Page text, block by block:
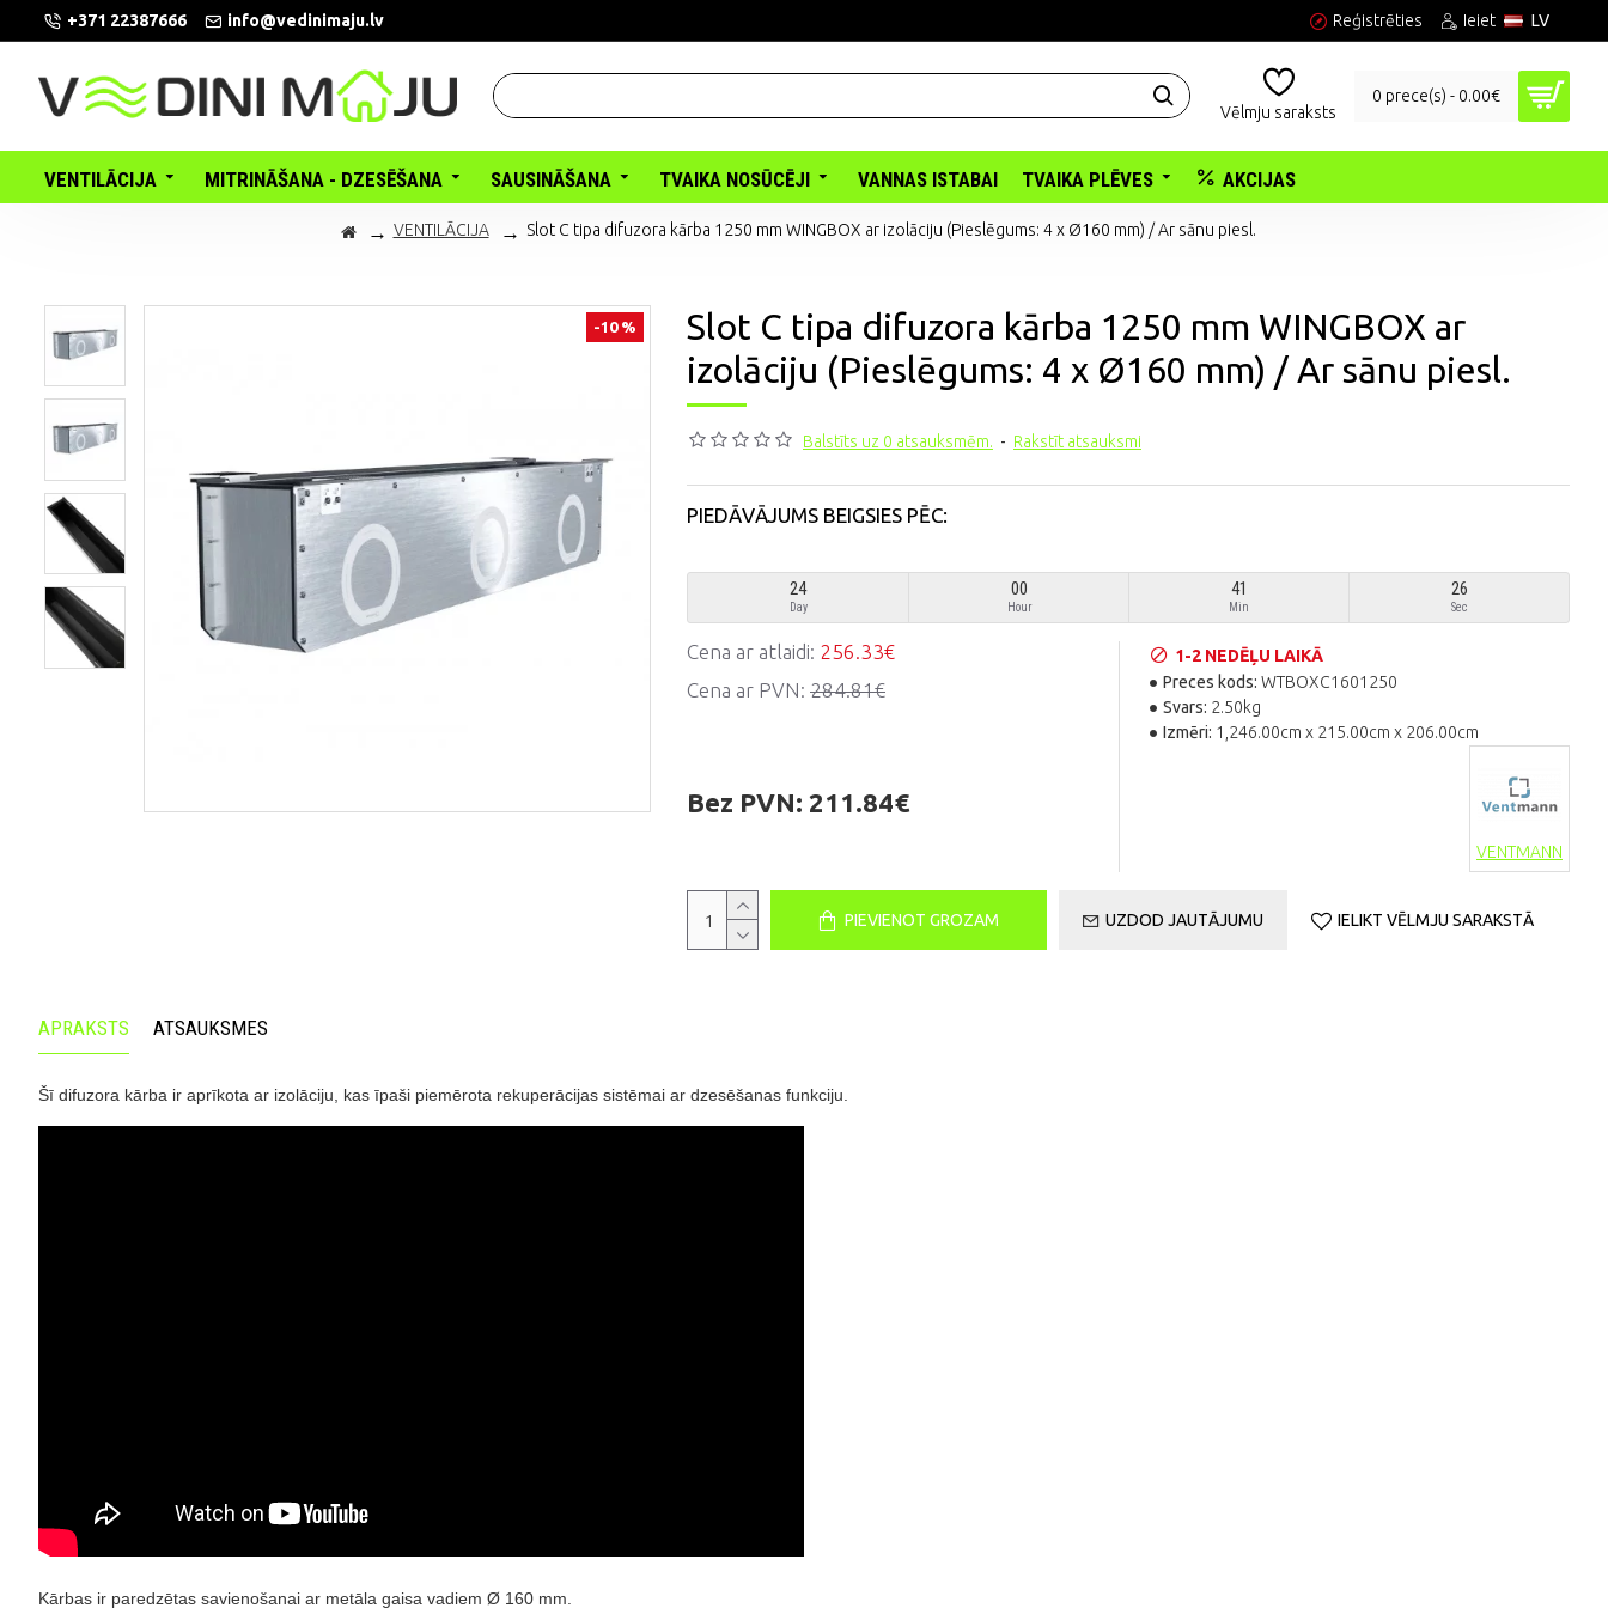
+371 22387666 info@vedinimaju.lv LV
Reģistrēties Ieiet
Vēlmju saraksts
0 prece(s) - 0.00€
VENTILĀCIJA MITRINĀŠANA - DZESĒŠANA SAUSINĀŠANA TVAIKA NOSŪCĒJI VANNAS ISTABAI TVAIKA PLĒVES AKCIJAS
VENTILĀCIJA Slot C tipa difuzora kārba 1250 mm WINGBOX ar izolāciju (Pieslēgums: 4 x Ø160 mm) / Ar sānu piesl.
-10 %
Slot C tipa difuzora kārba 1250 mm WINGBOX ar
izolāciju (Pieslēgums: 4 x Ø160 mm) / Ar sānu piesl.
Balstīts uz 0 atsauksmēm. - Rakstīt atsauksmi
PIEDĀVĀJUMS BEIGSIES PĒC:
24
Day
00
Hour
41
Min
25
Sec
Cena ar atlaidi: 256.33€
Cena ar PVN: 284.81€
Bez PVN: 211.84€
1-2 NEDĒĻU LAIKĀ
Preces kods: WTBOXC1601250
Svars: 2.50kg
Izmēri: 1,246.00cm x 215.00cm x 206.00cm
VENTMANN
PIEVIENOT GROZAM UZDOD JAUTĀJUMU IELIKT VĒLMJU SARAKSTĀ
APRAKSTS ATSAUKSMES
Šī difuzora kārba ir aprīkota ar izolāciju, kas īpaši piemērota rekuperācijas sistēmai ar dzesēšanas funkciju.
Kārbas ir paredzētas savienošanai ar metāla gaisa vadiem Ø 160 mm.